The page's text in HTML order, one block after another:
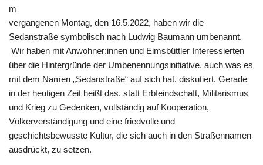
m
vergangenen Montag, den 16.5.2022, haben wir die
Sedanstraße symbolisch nach Ludwig Baumann umbenannt.
Wir haben mit Anwohner:innen und Eimsbüttler Interessierten
über die Hintergründe der Umbenennungsinitiative, auch was es
mit dem Namen „Sedanstraße“ auf sich hat, diskutiert. Gerade
in der heutigen Zeit heißt das, statt Erbfeindschaft, Militarismus
und Krieg zu Gedenken, vollständig auf Kooperation,
Völkerverständigung und eine friedvolle und
geschichtsbewusste Kultur, die sich auch in den Straßennamen
ausdrückt, zu setzen.